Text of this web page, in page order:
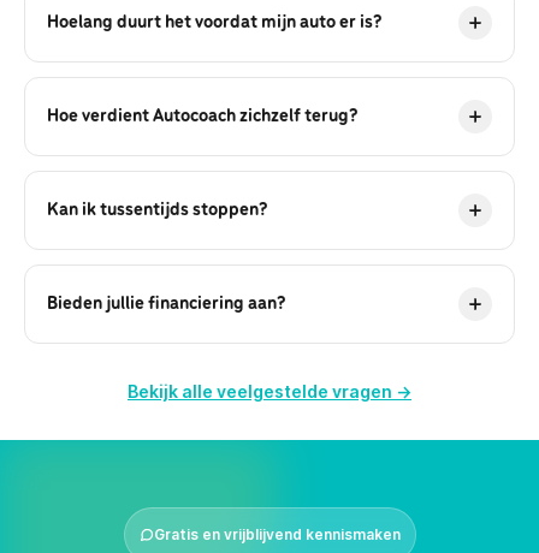
onze onderhandeling, het voorkomen van miskopen
en gunstigere voorwaarden.
Hoelang duurt het voordat mijn auto er is?
Gemiddeld 2 tot 4 weken na het eerste gesprek. Dat
keuring en onderhandeling rond zijn.
Hoe verdient Autocoach zichzelf terug?
Door scherper te onderhandelen, miskopen te
netwerk voor de beste prijs te verkopen. Klanten
besparen vaak meer dan onze fee.
Kan ik tussentijds stoppen?
Ja. Je betaalt alleen voor de onderdelen die we al
Bieden jullie financiering aan?
financieringspartners en kunnen je vrijblijvend een
passend voorstel laten doen.
Bekijk alle veelgestelde vragen →
Gratis en vrijblijvend kennismaken